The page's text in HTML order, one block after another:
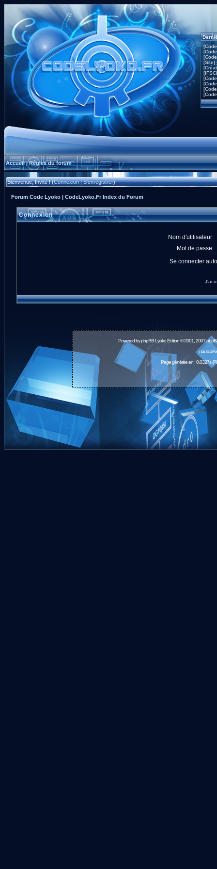
[Site]
Accueil|Règles du forum
Bienvenue, Invité ! (Connexion|S'enregistrer)
Forum Code Lyoko | CodeLyoko.Fr Index du Forum
Connexion
Nom d'utilisateur:
Mot de passe:
Se connecter
J'ai
Powered byphpBBLyoko Edition © 2001, 2007
Page générée en : 0.0327s